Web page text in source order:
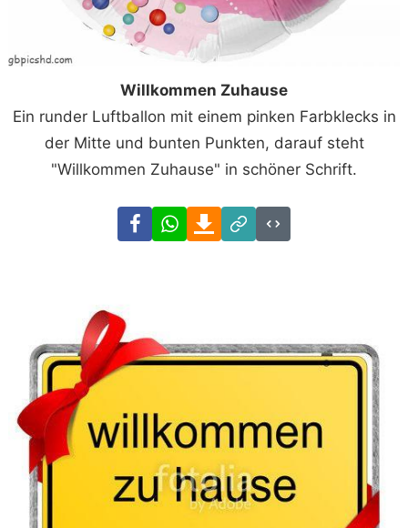
Willkommen Zuhause
Ein runder Luftballon mit einem pinken Farbklecks in
der Mitte und bunten Punkten, darauf steht
"Willkommen Zuhause" in schöner Schrift.
FacebookWhatsAppDownload
Link
Code